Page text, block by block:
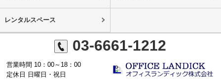
レンタルスペース
03-6661-1212
営業時間 10：00～18：00
定休日 日曜日・祝日